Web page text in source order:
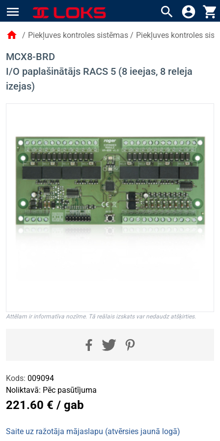
menu search account_circle shopping_cart
home / Piekļuves kontroles sistēmas / Piekļuves kontroles
MCX8-BRD
I/O paplašinātājs RACS 5 (8 ieejas, 8 releja
izejas)
Attēlam ir informatīva nozīme. Tā reālais izskats var nedaudz atšķirties.
Kods: 009094
Noliktavā: Pēc pasūtījuma
221.60 € / gab
Saite uz ražotāja mājaslapu (atvērsies jaunā logā)